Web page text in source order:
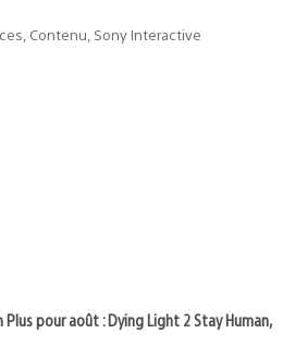
Contenu, Sony Interactive
pour août : Dying Light 2 Stay Human,